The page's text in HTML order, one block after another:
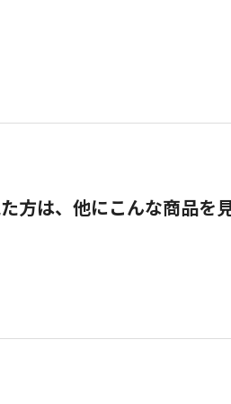
方は、他にこんな商品を